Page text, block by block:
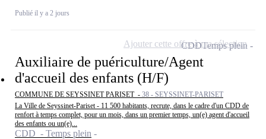
Publié il y a 2 jours
Auxiliaire de puériculture/Agent
d'accueil des enfants (H/F)
COMMUNE DE SEYSSINET PARISET - 38 - SEYSSINET-PARISET
La Ville de Seyssinet-Pariset - 11 500 habitants, recrute, dans le cadre d'un CDD de
renfort à temps complet, pour un mois, dans un premier temps, un(e) agent d'accueil
des enfants ou un(e)...
CDD - Temps plein
CDDTemps plein
Ajouter cette offre à ma sélection